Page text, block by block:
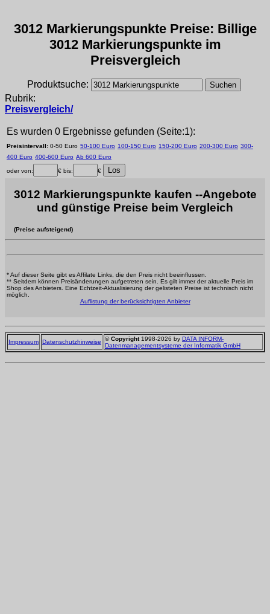
3012 Markierungspunkte Preise: Billige
3012 Markierungspunkte im
Preisvergleich
Produktsuche:
Rubrik:
Preisvergleich/
Es wurden 0 Ergebnisse gefunden (Seite:1):
Preisintervall: 0-50 Euro 50-100 Euro 100-150 Euro 150-200 Euro 200-300 Euro 300-
400 Euro 400-600 Euro Ab 600 Euro
oder von: € bis: €
3012 Markierungspunkte kaufen --Angebote
und günstige Preise beim Vergleich
(Preise aufsteigend)
* Auf dieser Seite gibt es Affilate Links, die den Preis nicht beeinflussen.
** Seitdem können Preisänderungen aufgetreten sein. Es gilt immer der aktuelle Preis im
Shop des Anbieters. Eine Echtzeit-Aktualisierung der gelisteten Preise ist technisch nicht
möglich.
Auflistung der berücksichtigten Anbieter
Impressum Datenschutzhinweise ©Copyright1998-2026 by DATA INFORM-
Datenmanagementsysteme der Informatik GmbH